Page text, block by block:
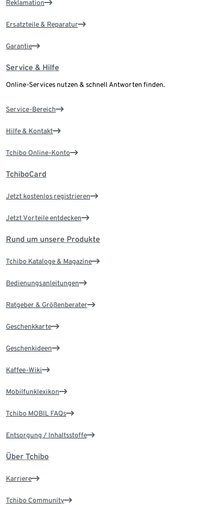
Reklamation
Ersatzteile & Reparatur
Garantie
Service & Hilfe
Online-Services nutzen & schnell Antworten finden.
Service-Bereich
Hilfe & Kontakt
Tchibo Online-Konto
TchiboCard
Jetzt kostenlos registrieren
Jetzt Vorteile entdecken
Rund um unsere Produkte
Tchibo Kataloge & Magazine
Bedienungsanleitungen
Ratgeber & Größenberater
Geschenkkarte
Geschenkideen
Kaffee-Wiki
Mobilfunklexikon
Tchibo MOBIL FAQs
Entsorgung / Inhaltsstoffe
Über Tchibo
Karriere
Tchibo Community